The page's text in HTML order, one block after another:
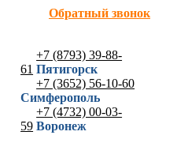
Обратный звонок
+7 (8793) 39-88-
61 Пятигорск
+7 (3652) 56-10-60
Симферополь
+7 (4732) 00-03-
59 Воронеж